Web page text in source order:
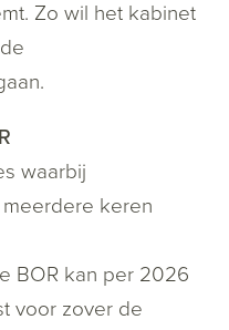
Zo wil het kabinet
waarbij
keren
BOR kan per 2026
voor zover de